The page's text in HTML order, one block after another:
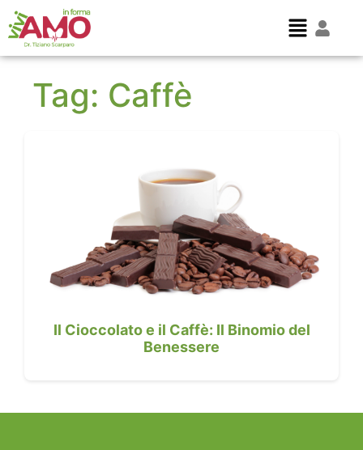
Tag: Caffè
Il Cioccolato e il Caffè: Il Binomio del
Benessere